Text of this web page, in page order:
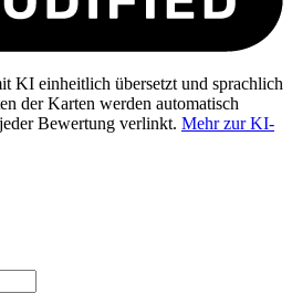
KI einheitlich übersetzt und sprachlich
der Karten werden automatisch
Bewertung verlinkt. Mehr zur KI-